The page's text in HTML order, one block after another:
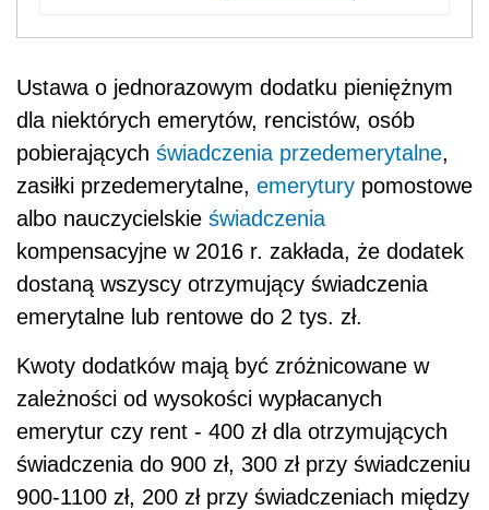
Ustawa o jednorazowym dodatku pieniężnym
dla niektórych emerytów, rencistów, osób
pobierających świadczenia przedemerytalne,
zasiłki przedemerytalne, emerytury pomostowe
albo nauczycielskie świadczenia
kompensacyjne w 2016 r. zakłada, że dodatek
dostaną wszyscy otrzymujący świadczenia
emerytalne lub rentowe do 2 tys. zł.
Kwoty dodatków mają być zróżnicowane w
zależności od wysokości wypłacanych
emerytur czy rent - 400 zł dla otrzymujących
świadczenia do 900 zł, 300 zł przy świadczeniu
900-1100 zł, 200 zł przy świadczeniach między